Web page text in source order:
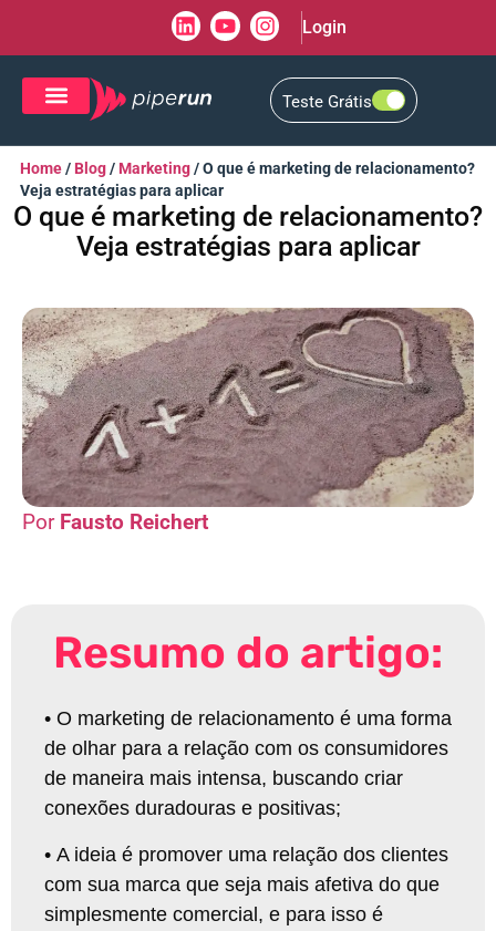
Login
Teste Grátis
Home/ Blog/ Marketing/O que é marketing de relacionamento?
Veja estratégias para aplicar
O que é marketing de relacionamento?
Veja estratégias para aplicar
Fausto Reichert
Resumo do artigo:
• O marketing de relacionamento é uma forma
de olhar para a relação com os consumidores
de maneira mais intensa, buscando criar
conexões duradouras e positivas;
• A ideia é promover uma relação dos clientes
com sua marca que seja mais afetiva do que
simplesmente comercial, e para isso é